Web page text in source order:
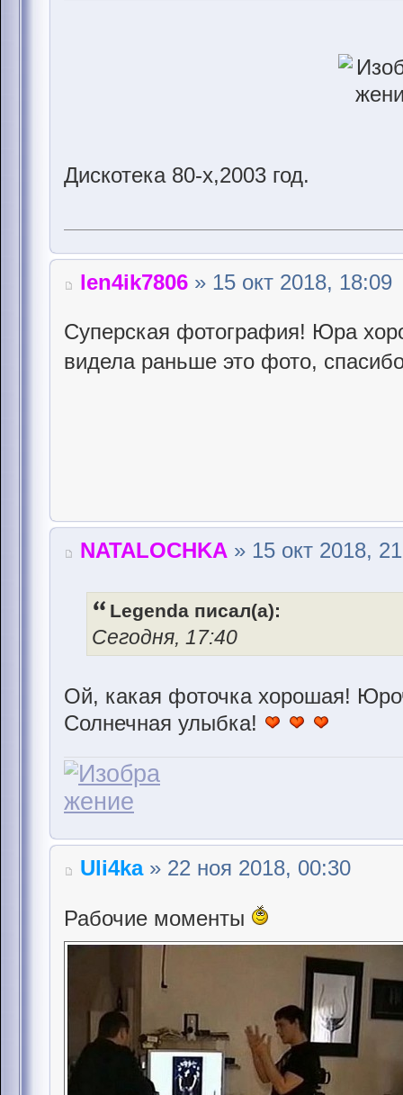
Дискотека 80-х,2003 год.
len4ik7806 » 15 окт 2018, 18:09
Суперская фотография! Юра
видела раньше это фото,
NATALOCHKA » 15 окт 2018,
Legenda писал(а):
Сегодня, 17:40
Ой, какая фоточка хорошая!
Солнечная улыбка!
Uli4ka» 22 ноя 2018, 00:30
Рабочие моменты